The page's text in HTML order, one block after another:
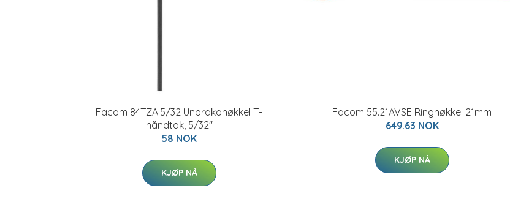
Facom 84TZA.5/32 Unbrakonøkkel T-
håndtak, 5/32"
58 NOK
KJØP NÅ
Facom 55.21AVSE Ringnøkkel 21mm
649.63 NOK
KJØP NÅ